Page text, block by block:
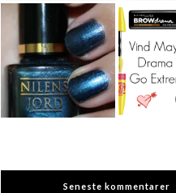
Seneste kommentarer